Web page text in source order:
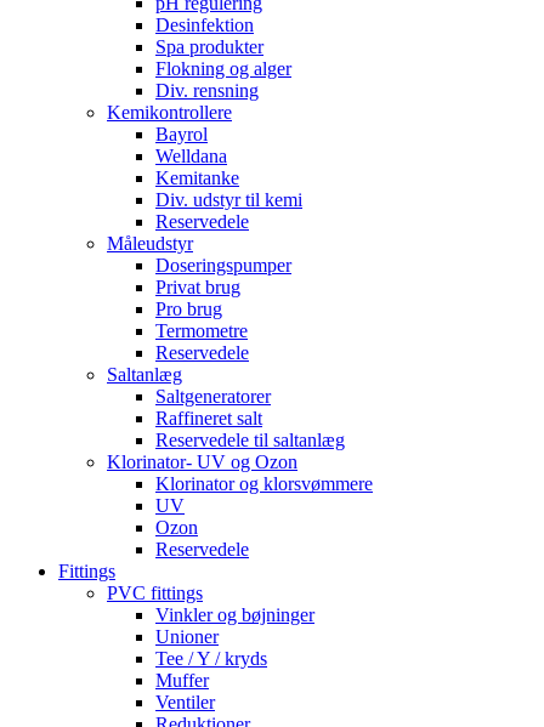
Desinfektion
Spa produkter
Flokning og alger
Div. rensning
Kemikontrollere
Bayrol
Welldana
Kemitanke
Div. udstyr til kemi
Reservedele
Måleudstyr
Doseringspumper
Privat brug
Pro brug
Termometre
Reservedele
Saltanlæg
Saltgeneratorer
Raffineret salt
Reservedele til saltanlæg
Klorinator- UV og Ozon
Klorinator og klorsvømmere
UV
Ozon
Reservedele
Fittings
PVC fittings
Vinkler og bøjninger
Unioner
Tee / Y / kryds
Muffer
Ventiler